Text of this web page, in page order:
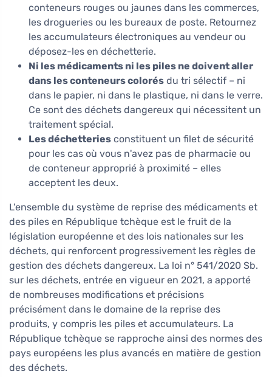
conteneurs rouges ou jaunes dans les commerces,
les drogueries ou les bureaux de poste. Retournez
les accumulateurs électroniques au vendeur ou
déposez-les en déchetterie.
Ni les médicaments ni les piles ne doivent aller
dans les conteneurs colorés du tri sélectif – ni
dans le papier, ni dans le plastique, ni dans le verre.
Ce sont des déchets dangereux qui nécessitent un
traitement spécial.
Les déchetteries constituent un filet de sécurité
pour les cas où vous n'avez pas de pharmacie ou
de conteneur approprié à proximité – elles
acceptent les deux.
L'ensemble du système de reprise des médicaments et
des piles en République tchèque est le fruit de la
législation européenne et des lois nationales sur les
déchets, qui renforcent progressivement les règles de
gestion des déchets dangereux. La loi n° 541/2020 Sb.
sur les déchets, entrée en vigueur en 2021, a apporté
de nombreuses modifications et précisions
précisément dans le domaine de la reprise des
produits, y compris les piles et accumulateurs. La
République tchèque se rapproche ainsi des normes des
pays européens les plus avancés en matière de gestion
des déchets.